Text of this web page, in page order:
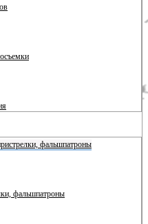
фальшпатроны
фальшпатроны